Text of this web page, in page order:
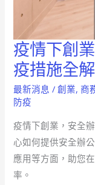
疫情下創
疫措施全
最新消息 /創業, 商
防疫
疫情下創業，安全
心如何提供安全辦
應用等方面，助您
率。
疫
情
下
創
安
全
指
南